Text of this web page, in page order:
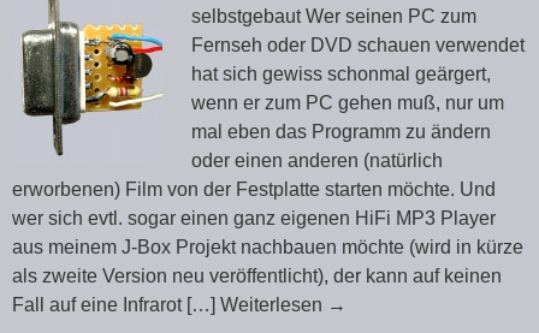
selbstgebaut Wer seinen PC zum
Fernseh oder DVD schauen verwendet
hat sich gewiss schonmal geärgert,
wenn er zum PC gehen muß, nur um
mal eben das Programm zu ändern
oder einen anderen (natürlich
erworbenen) Film von der Festplatte starten möchte. Und
wer sich evtl. sogar einen ganz eigenen HiFi MP3 Player
aus meinem J-Box Projekt nachbauen möchte (wird in kürze
als zweite Version neu veröffentlicht), der kann auf keinen
Fall auf eine Infrarot […] Weiterlesen →